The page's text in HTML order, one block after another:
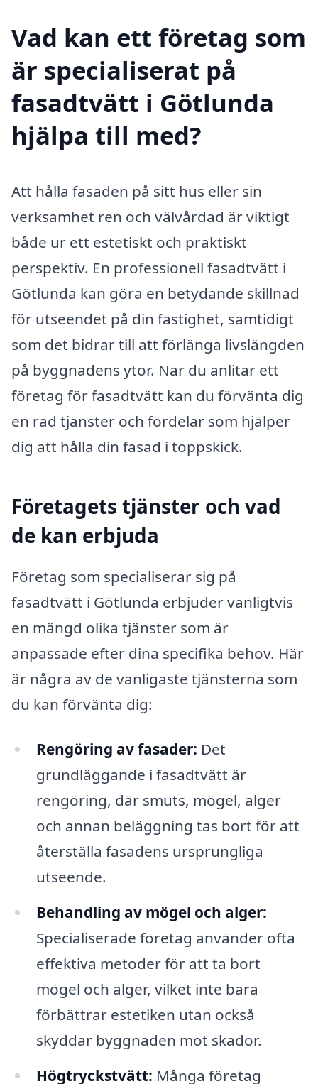
Vad kan ett företag som
är specialiserat på
fasadtvätt i Götlunda
hjälpa till med?
Att hålla fasaden på sitt hus eller sin
verksamhet ren och välvårdad är viktigt
både ur ett estetiskt och praktiskt
perspektiv. En professionell fasadtvätt i
Götlunda kan göra en betydande skillnad
för utseendet på din fastighet, samtidigt
som det bidrar till att förlänga livslängden
på byggnadens ytor. När du anlitar ett
företag för fasadtvätt kan du förvänta dig
en rad tjänster och fördelar som hjälper
dig att hålla din fasad i toppskick.
Företagets tjänster och vad
de kan erbjuda
Företag som specialiserar sig på
fasadtvätt i Götlunda erbjuder vanligtvis
en mängd olika tjänster som är
anpassade efter dina specifika behov. Här
är några av de vanligaste tjänsterna som
du kan förvänta dig:
Rengöring av fasader: Det
grundläggande i fasadtvätt är
rengöring, där smuts, mögel, alger
och annan beläggning tas bort för att
återställa fasadens ursprungliga
utseende.
Behandling av mögel och alger:
Specialiserade företag använder ofta
effektiva metoder för att ta bort
mögel och alger, vilket inte bara
förbättrar estetiken utan också
skyddar byggnaden mot skador.
Högtryckstvätt: Många företag